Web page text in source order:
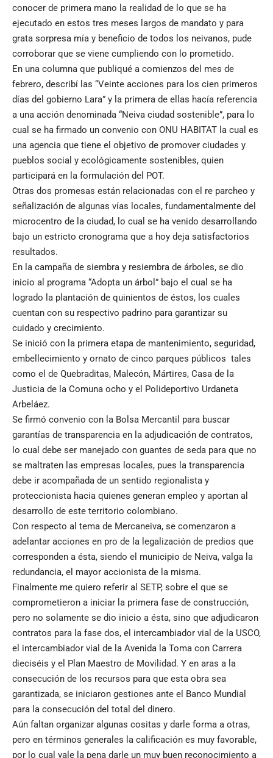
conocer de primera mano la realidad de lo que se ha
ejecutado en estos tres meses largos de mandato y para
grata sorpresa mía y beneficio de todos los neivanos, pude
corroborar que se viene cumpliendo con lo prometido.
En una columna que publiqué a comienzos del mes de
febrero, describí las “Veinte acciones para los cien primeros
días del gobierno Lara” y la primera de ellas hacía referencia
a una acción denominada “Neiva ciudad sostenible”, para lo
cual se ha firmado un convenio con ONU HABITAT la cual es
una agencia que tiene el objetivo de promover ciudades y
pueblos social y ecológicamente sostenibles, quien
participará en la formulación del POT.
Otras dos promesas están relacionadas con el re parcheo y
señalización de algunas vías locales, fundamentalmente del
microcentro de la ciudad, lo cual se ha venido desarrollando
bajo un estricto cronograma que a hoy deja satisfactorios
resultados.
En la campaña de siembra y resiembra de árboles, se dio
inicio al programa “Adopta un árbol” bajo el cual se ha
logrado la plantación de quinientos de éstos, los cuales
cuentan con su respectivo padrino para garantizar su
cuidado y crecimiento.
Se inició con la primera etapa de mantenimiento, seguridad,
embellecimiento y ornato de cinco parques públicos tales
como el de Quebraditas, Malecón, Mártires, Casa de la
Justicia de la Comuna ocho y el Polideportivo Urdaneta
Arbeláez.
Se firmó convenio con la Bolsa Mercantil para buscar
garantías de transparencia en la adjudicación de contratos,
lo cual debe ser manejado con guantes de seda para que no
se maltraten las empresas locales, pues la transparencia
debe ir acompañada de un sentido regionalista y
proteccionista hacia quienes generan empleo y aportan al
desarrollo de este territorio colombiano.
Con respecto al tema de Mercaneiva, se comenzaron a
adelantar acciones en pro de la legalización de predios que
corresponden a ésta, siendo el municipio de Neiva, valga la
redundancia, el mayor accionista de la misma.
Finalmente me quiero referir al SETP, sobre el que se
comprometieron a iniciar la primera fase de construcción,
pero no solamente se dio inicio a ésta, sino que adjudicaron
contratos para la fase dos, el intercambiador vial de la USCO,
el intercambiador vial de la Avenida la Toma con Carrera
dieciséis y el Plan Maestro de Movilidad. Y en aras a la
consecución de los recursos para que esta obra sea
garantizada, se iniciaron gestiones ante el Banco Mundial
para la consecución del total del dinero.
Aún faltan organizar algunas cositas y darle forma a otras,
pero en términos generales la calificación es muy favorable,
por lo cual vale la pena darle un muy buen reconocimiento a